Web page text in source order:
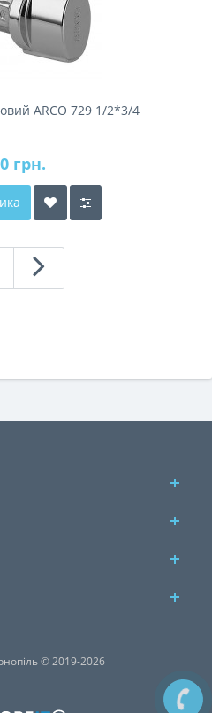
ARCO 729 1/2*3/4
грн.
© 2019-2026